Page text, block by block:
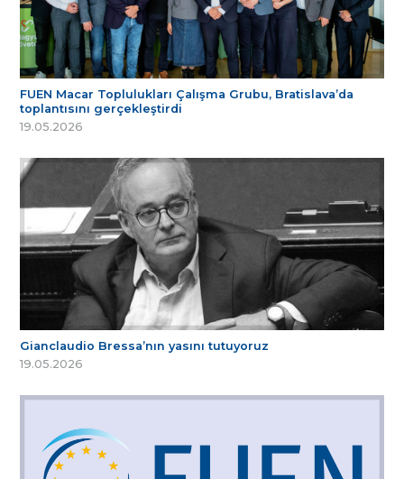
FUEN Macar Toplulukları Çalışma Grubu, Bratislava’da
toplantısını gerçekleştirdi
19.05.2026
Gianclaudio Bressa’nın yasını tutuyoruz
19.05.2026